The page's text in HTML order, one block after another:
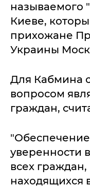
называемого
Киеве,
прихожане
Украины
Для Кабмина
вопросом
граждан,
уверенности
всех
находящихся